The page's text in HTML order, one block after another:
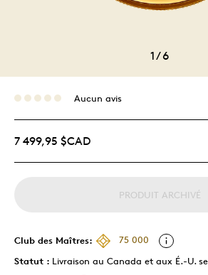
1/6
Aucun avis
7 499,95 $CAD
PRODUIT ARCHIVÉ
Club des Maîtres:
75 000
Statut : Livraison au Canada et aux É.-U.